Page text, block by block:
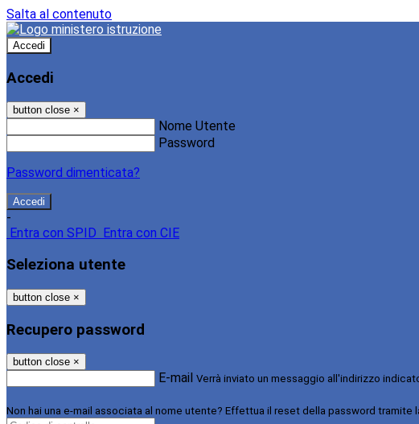
Salta al contenuto
Accedi
Accedi
button close ×
Nome Utente
Password
Password dimenticata?
-
Entra con SPID
Entra con CIE
Seleziona utente
button close ×
Recupero password
button close ×
E-mail Verrà inviato un messaggio all'indirizzo
Non hai una e-mail associata al nome utente? Effettua il reset della password tramite